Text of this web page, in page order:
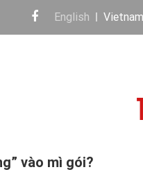
English
vào mì gói?